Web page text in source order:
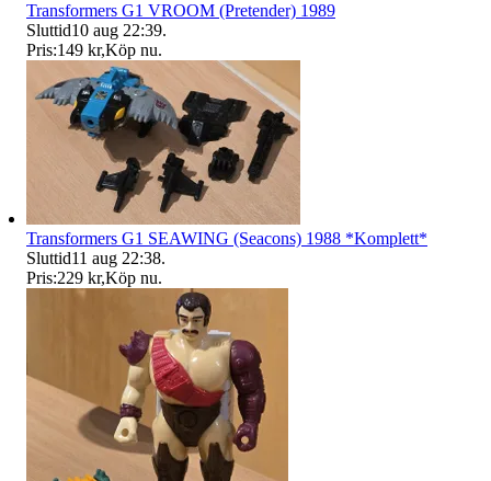
Transformers G1 VROOM (Pretender) 1989
Sluttid10 aug 22:39.
Pris:149 kr,Köp nu.
Transformers G1 SEAWING (Seacons) 1988 *Komplett*
Sluttid11 aug 22:38.
Pris:229 kr,Köp nu.